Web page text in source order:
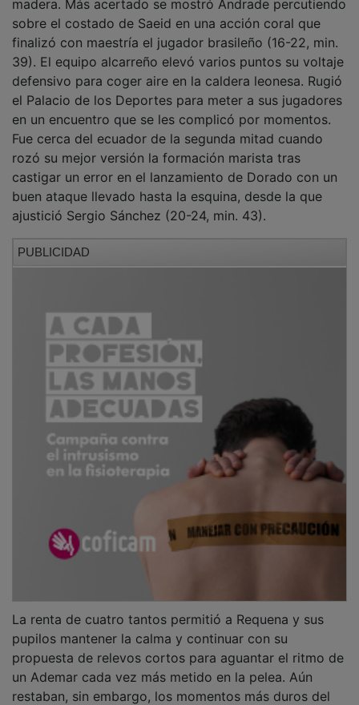
sobre el costado de Saeid en una acción coral que
finalizó con maestría el jugador brasileño (16-22, min.
39). El equipo alcarreño elevó varios puntos su voltaje
defensivo para coger aire en la caldera leonesa. Rugió
el Palacio de los Deportes para meter a sus jugadores
en un encuentro que se les complicó por momentos.
Fue cerca del ecuador de la segunda mitad cuando
rozó su mejor versión la formación marista tras
castigar un error en el lanzamiento de Dorado con un
buen ataque llevado hasta la esquina, desde la que
ajustició Sergio Sánchez (20-24, min. 43).
pupilos mantener la calma y continuar con su
propuesta de relevos cortos para aguantar el ritmo de
un Ademar cada vez más metido en la pelea. Aún
restaban, sin embargo, los momentos más duros del